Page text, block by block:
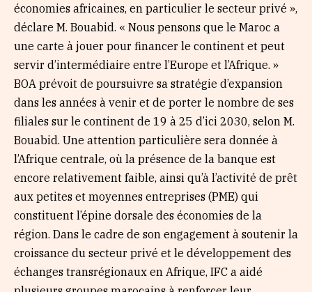
économies africaines, en particulier le secteur privé »,
déclare M. Bouabid. « Nous pensons que le Maroc a
une carte à jouer pour financer le continent et peut
servir d’intermédiaire entre l’Europe et l’Afrique. »
BOA prévoit de poursuivre sa stratégie d’expansion
dans les années à venir et de porter le nombre de ses
filiales sur le continent de 19 à 25 d’ici 2030, selon M.
Bouabid. Une attention particulière sera donnée à
l’Afrique centrale, où la présence de la banque est
encore relativement faible, ainsi qu’à l’activité de prêt
aux petites et moyennes entreprises (PME) qui
constituent l’épine dorsale des économies de la
région. Dans le cadre de son engagement à soutenir la
croissance du secteur privé et le développement des
échanges transrégionaux en Afrique, IFC a aidé